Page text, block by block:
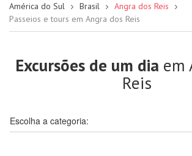
América do Sul Brasil
Angra dos Reis
Passeios e tours em Angra dos Reis
Excursões de um dia em
Reis
Escolha a categoria: